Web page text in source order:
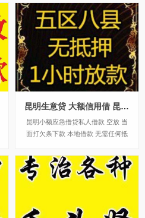
了？负债太高？别慌，金凯金融专治
各种“借不到”！我们不玩虚的，主打
一个“三不”：不看征信、不看负债、
不墨迹！只要你在昆明有一份干了半
年...
昆明生意贷 大额信用借 昆明线下个人资金无需抵押私人借款
昆明小额应急借贷私人借款 空放 当
面打欠条下款 本地借款 无需任何抵
充话费还是电费，手机都能帮我们。
因为即使需要借钱，一部手机也能解
决问题。最近有朋友问我找昆明金凯
带你看一看。...